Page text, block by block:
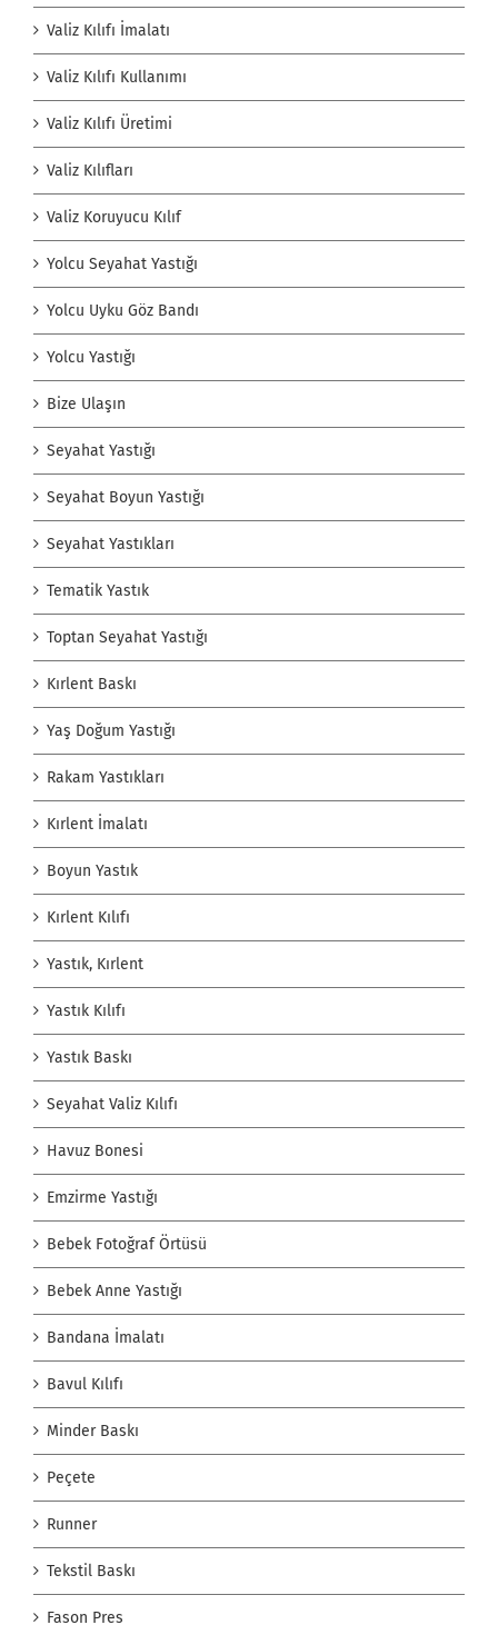
Valiz Kılıfı İmalatı
Valiz Kılıfı Kullanımı
Valiz Kılıfı Üretimi
Valiz Kılıfları
Valiz Koruyucu Kılıf
Yolcu Seyahat Yastığı
Yolcu Uyku Göz Bandı
Yolcu Yastığı
Bize Ulaşın
Seyahat Yastığı
Seyahat Boyun Yastığı
Seyahat Yastıkları
Tematik Yastık
Toptan Seyahat Yastığı
Kırlent Baskı
Yaş Doğum Yastığı
Rakam Yastıkları
Kırlent İmalatı
Boyun Yastık
Kırlent Kılıfı
Yastık, Kırlent
Yastık Kılıfı
Yastık Baskı
Seyahat Valiz Kılıfı
Havuz Bonesi
Emzirme Yastığı
Bebek Fotoğraf Örtüsü
Bebek Anne Yastığı
Bandana İmalatı
Bavul Kılıfı
Minder Baskı
Peçete
Runner
Tekstil Baskı
Fason Pres